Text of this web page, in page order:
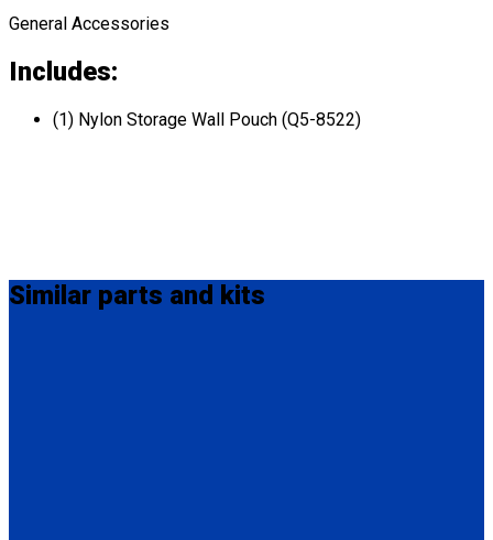
General Accessories
Includes:
(1) Nylon Storage Wall Pouch (Q5-8522)
Similar parts and kits